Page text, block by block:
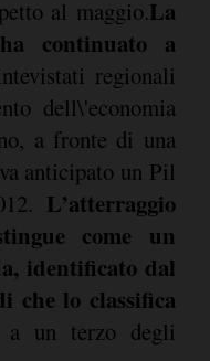
al maggio.La
continuato a
regionali
dell\'economia
a fronte di una
anticipato un Pil
L’atterraggio
come un
identificato dal
che lo classifica
un terzo degli